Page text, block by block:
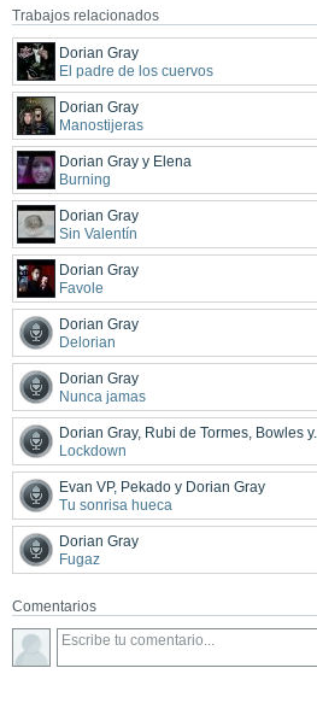
Trabajos relacionados
Dorian Gray
El padre de los cuervos
Dorian Gray
Manostijeras
Dorian Gray y Elena
Burning
Dorian Gray
Sin Valentín
Dorian Gray
Favole
Dorian Gray
Delorian
Dorian Gray
Nunca jamas
Dorian Gray, Rubi de Tormes, Bowles y...
Lockdown
Evan VP, Pekado y Dorian Gray
Tu sonrisa hueca
Dorian Gray
Fugaz
Comentarios